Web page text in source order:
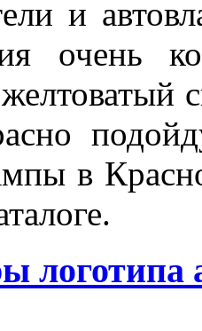
и
очень
в
логотипа